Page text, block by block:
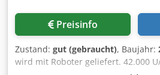
Preisinfo
Zustand: gut (gebraucht), Baujahr:
wird mit Roboter geliefert. 42.000